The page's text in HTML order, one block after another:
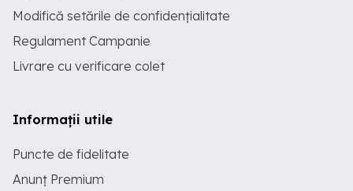
Modifică setările de confidențialitate
Regulament Campanie
Livrare cu verificare colet
Informații utile
Puncte de fidelitate
Anunț Premium